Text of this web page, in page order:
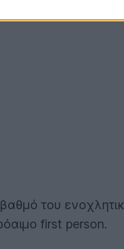
του
first person.